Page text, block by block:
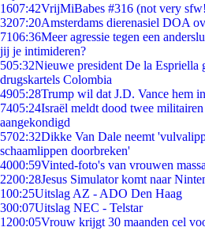
1607:42VrijMiBabes #316 (not very
3207:20Amsterdams dierenasiel DOA
7106:36Meer agressie tegen een
jij je intimideren?
505:32Nieuwe president De la Espriella
drugskartels Colombia
4905:28Trump wil dat J.D. Vance hem
7405:24Israël meldt dood twee
aangekondigd
5702:32Dikke Van Dale neemt
schaamlippen doorbreken'
4000:59Vinted-foto's van vrouwen
2200:28Jesus Simulator komt naar
100:25Uitslag AZ - ADO Den Haag
300:07Uitslag NEC - Telstar
1200:05Vrouw krijgt 30 maanden cel